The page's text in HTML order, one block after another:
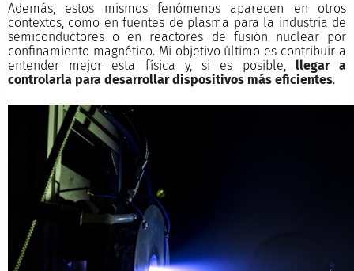
Además, estos mismos fenómenos aparecen en otros
contextos, como en fuentes de plasma para la industria de
semiconductores o en reactores de fusión nuclear por
confinamiento magnético. Mi objetivo último es contribuir a
entender mejor esta física y, si es posible, llegar a
controlarla para desarrollar dispositivos más eficientes.